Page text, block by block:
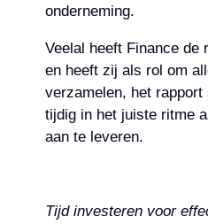
onderneming.
Veelal heeft Finance de
en heeft zij als rol om
verzamelen, het
tijdig in het juiste ritme
aan te leveren.
Tijd investeren voor